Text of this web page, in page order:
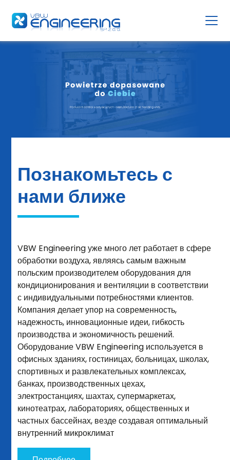
Познакомьтесь с
нами ближе
VBW Engineering уже много лет работает в сфере
обработки воздуха, являясь самым важным
польским производителем оборудования для
кондиционирования и вентиляции в соответствии
с индивидуальными потребностями клиентов.
Компания делает упор на современность,
надежность, инновационные идеи, гибкость
производства и экономичность решений.
Оборудование VBW Engineering используется в
офисных зданиях, гостиницах, больницах, школах,
спортивных и развлекательных комплексах,
банках, производственных цехах,
электростанциях, шахтах, супермаркетах,
кинотеатрах, лабораториях, общественных и
частных бассейнах, везде создавая оптимальный
внутренний микроклимат